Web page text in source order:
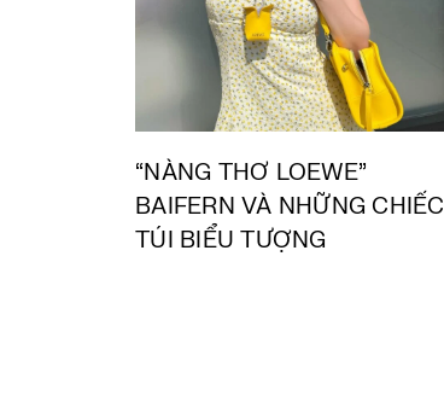
“NÀNG THƠ LOEWE”
BAIFERN VÀ NHỮNG CHIẾC
TÚI BIỂU TƯỢNG